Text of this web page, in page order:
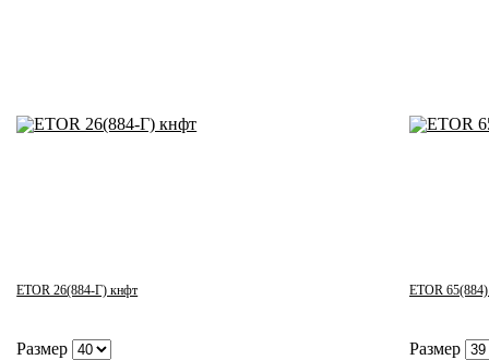
ETOR 26(884-Г) кнфт
Размер
ETOR
Размер